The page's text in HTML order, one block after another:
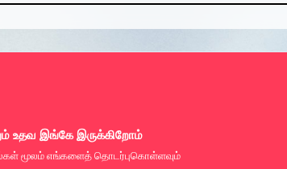
உதவ இங்கே இருக்கிறோம்
மூலம் எங்களைத் தொடர்புகொள்ளவும்